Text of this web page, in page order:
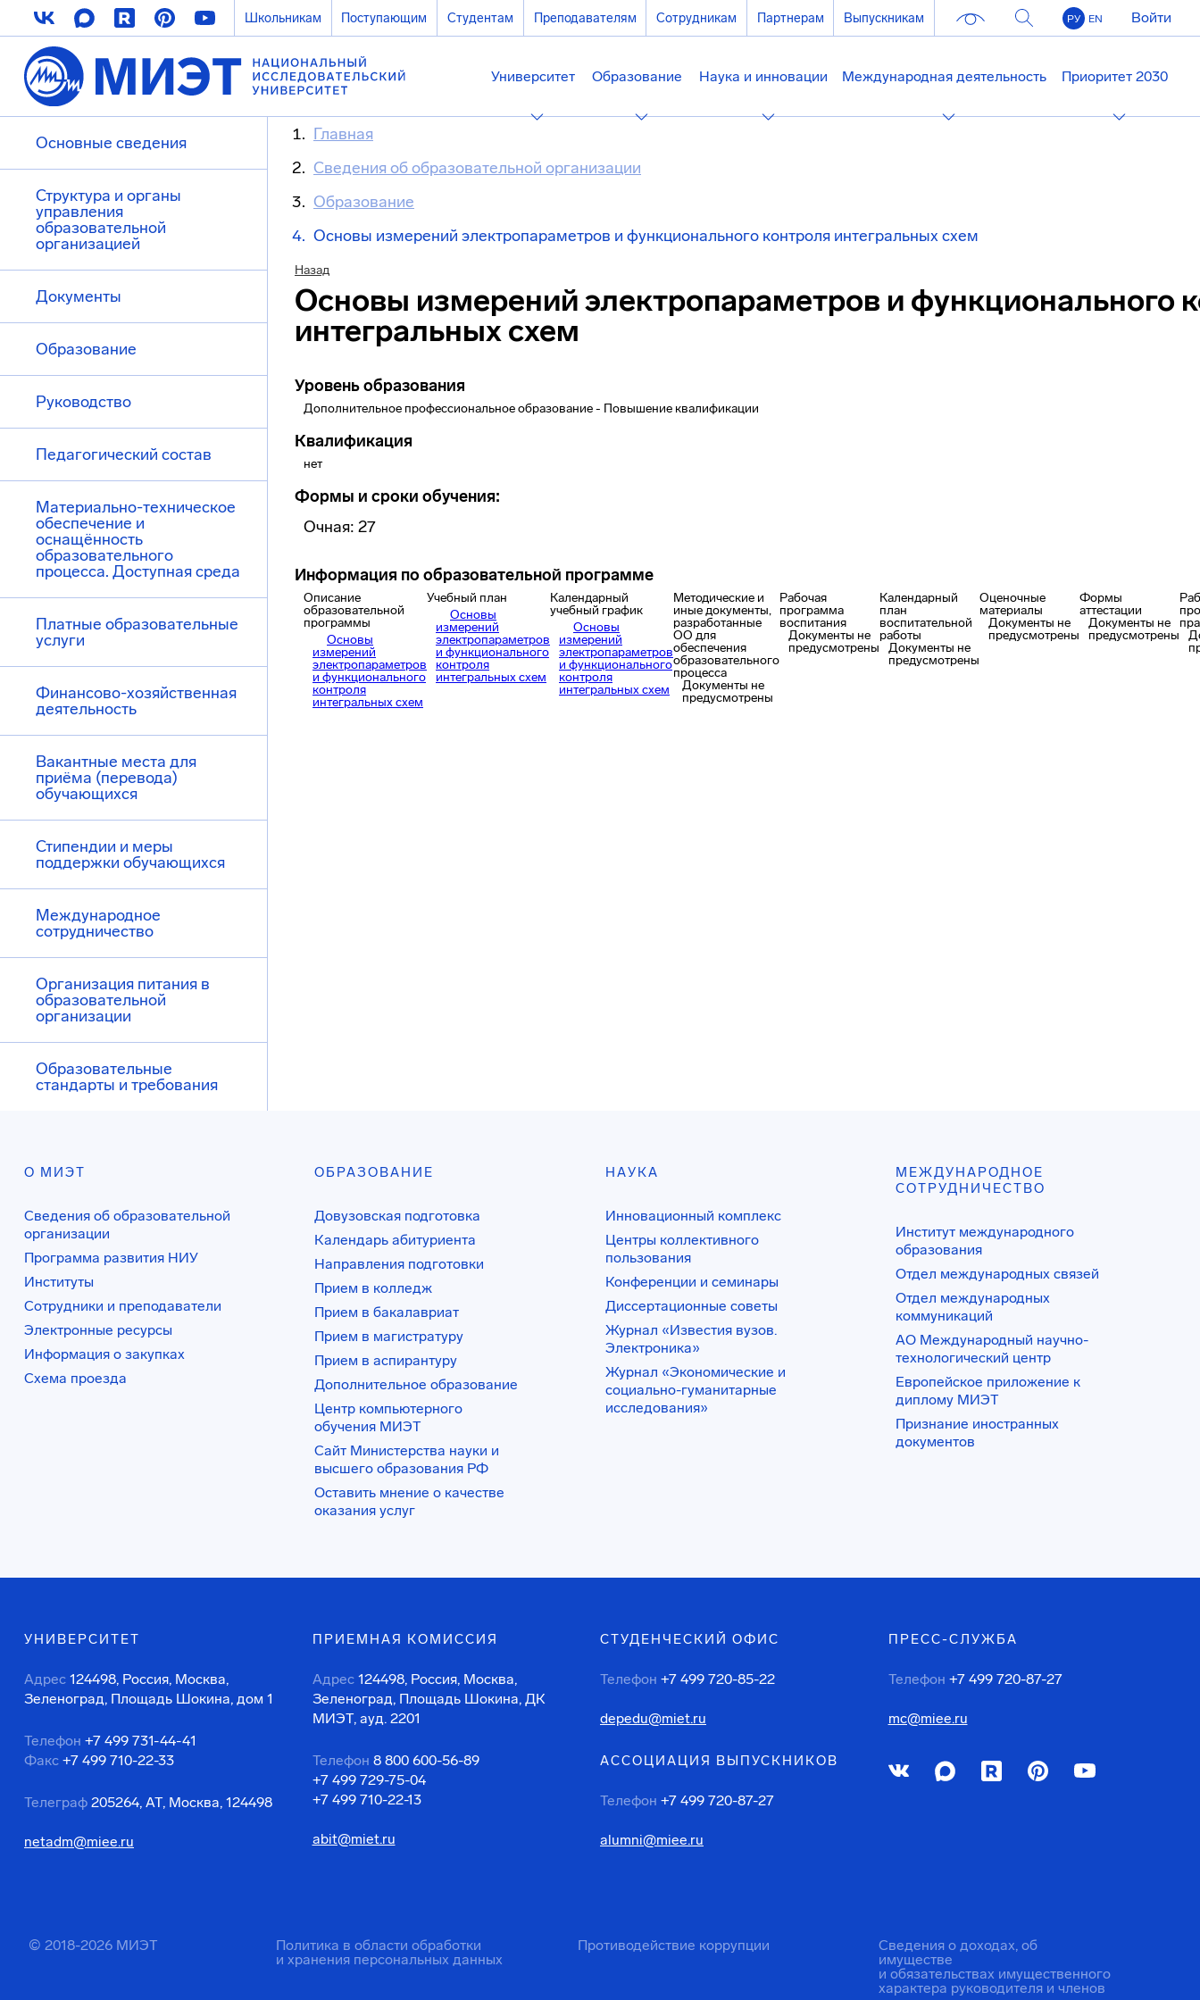
Школьникам Поступающим Студентам Преподавателям Сотрудникам Партнерам Выпускникам РУ EN Войти
Университет Образование Наука и инновации Международная деятельность Приоритет 2030
Основные сведения
Структура и органы
управления
образовательной
организацией
Документы
Образование
Руководство
Педагогический состав
Материально-техническое
обеспечение и
оснащённость
образовательного
процесса. Доступная среда
Платные образовательные
услуги
Финансово-хозяйственная
деятельность
Вакантные места для
приёма (перевода)
обучающихся
Стипендии и меры
поддержки обучающихся
Международное
сотрудничество
Организация питания в
образовательной
организации
Образовательные
стандарты и требования
Главная
Сведения об образовательной организации
Образование
Основы измерений электропараметров и функционального контроля интегральных схем
Назад
Основы измерений электропараметров и функционального
интегральных схем
Уровень образования
Дополнительное профессиональное образование - Повышение квалификации
Квалификация
нет
Формы и сроки обучения:
Очная: 27
Информация по образовательной программе
Описание
образовательной
программы
Основы
измерений
электропараметров
и функционального
контроля
интегральных схем
Учебный план
Основы
измерений
электропараметров
и функционального
контроля
интегральных схем
Календарный
учебный график
Основы
измерений
электропараметров
и функционального
контроля
интегральных схем
Методические и
иные документы,
разработанные
ОО для
обеспечения
образовательного
процесса
Документы не
предусмотрены
Рабочая
программа
воспитания
Документы не
предусмотрены
Календарный
план
воспитательной
работы
Документы не
предусмотрены
Оценочные
материалы
Документы не
предусмотрены
Формы
аттестации
Документы не
предусмотрены
О МИЭТ
Сведения об образовательной
организации
Программа развития НИУ
Институты
Сотрудники и преподаватели
Электронные ресурсы
Информация о закупках
Схема проезда
ОБРАЗОВАНИЕ
Довузовская подготовка
Календарь абитуриента
Направления подготовки
Прием в колледж
Прием в бакалавриат
Прием в магистратуру
Прием в аспирантуру
Дополнительное образование
Центр компьютерного
обучения МИЭТ
Сайт Министерства науки и
высшего образования РФ
Оставить мнение о качестве
оказания услуг
НАУКА
Инновационный комплекс
Центры коллективного
пользования
Конференции и семинары
Диссертационные советы
Журнал «Известия вузов.
Электроника»
Журнал «Экономические и
социально-гуманитарные
исследования»
МЕЖДУНАРОДНОЕ
СОТРУДНИЧЕСТВО
Институт международного
образования
Отдел международных связей
Отдел международных
коммуникаций
АО Международный научно-
технологический центр
Европейское приложение к
диплому МИЭТ
Признание иностранных
документов
УНИВЕРСИТЕТ
Адрес 124498, Россия, Москва,
Зеленоград, Площадь Шокина, дом 1
Телефон +7 499 731-44-41
Факс +7 499 710-22-33
Телеграф 205264, АТ, Москва, 124498
netadm@miee.ru
ПРИЕМНАЯ КОМИССИЯ
Адрес 124498, Россия, Москва,
Зеленоград, Площадь Шокина, ДК
МИЭТ, ауд. 2201
Телефон 8 800 600-56-89
+7 499 729-75-04
+7 499 710-22-13
abit@miet.ru
СТУДЕНЧЕСКИЙ ОФИС
Телефон +7 499 720-85-22
depedu@miet.ru
АССОЦИАЦИЯ ВЫПУСКНИКОВ
Телефон +7 499 720-87-27
alumni@miee.ru
ПРЕСС-СЛУЖБА
Телефон +7 499 720-87-27
mc@miee.ru
© 2018-2026 МИЭТ
Политика в области обработки
и хранения персональных данных
Противодействие коррупции
Сведения о доходах, об
имуществе
и обязательствах имущественного
характера руководителя и членов